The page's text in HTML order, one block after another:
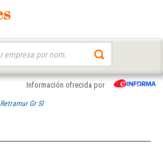
Información ofrecida por
Retramur Gr Sl